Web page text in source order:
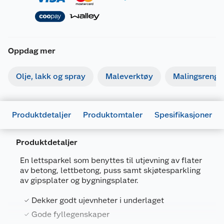
Oppdag mer
Olje, lakk og spray Maleverktøy
Produktdetaljer Produktomtaler Spesifikasjoner
Produktdetaljer
En lettsparkel som benyttes til utjevning av flater
av betong, lettbetong, puss samt skjøtesparkling
av gipsplater og bygningsplater.
Dekker godt ujevnheter i underlaget
Gode fyllegenskaper
Generelt
Artikkelnummer
Leverandørens artikkelnummer
18XLSMLVA
Størrelse